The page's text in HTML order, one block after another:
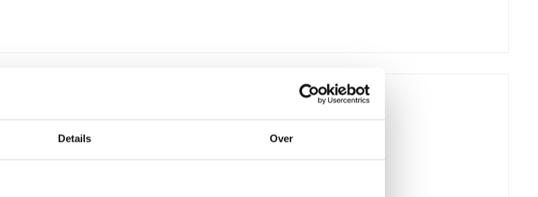
Details Over
PAINSWESSEX PARACHUTE